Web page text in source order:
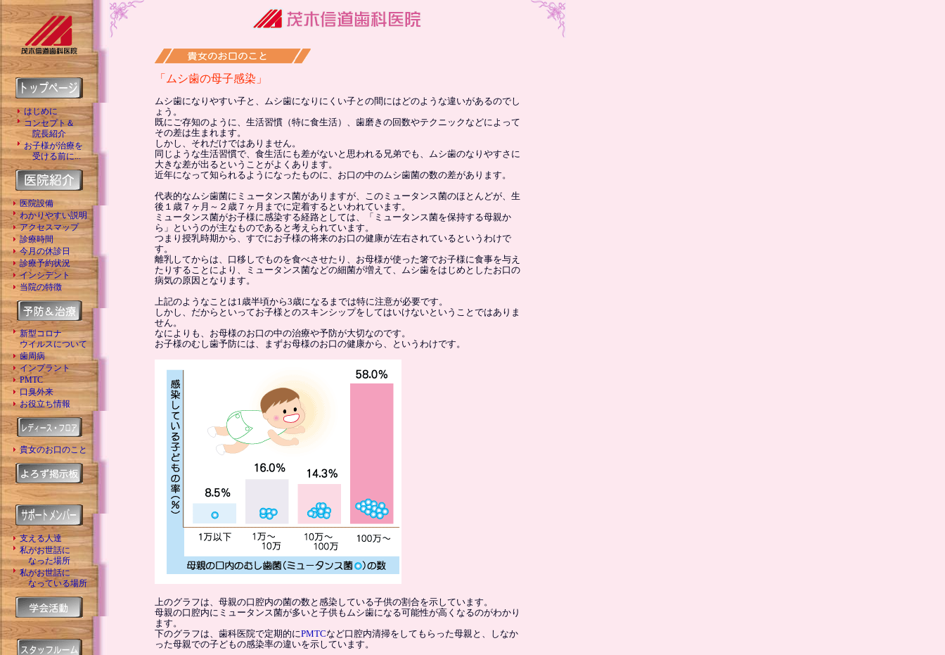
はじめに
コンセプト＆
院長紹介
お子様が治療を
受ける前に...
医院設備
わかりやすい説明
アクセスマップ
診療時間
今月の休診日
診療予約状況
インシデント
当院の特徴
新型コロナ
ウイルスについて
歯周病
インプラント
PMTC
口臭外来
お役立ち情報
貴女のお口のこと
支える人達
私がお世話に
なった場所
私がお世話に
なっている場所
「ムシ歯の母子感染」
ムシ歯になりやすい子と、ムシ歯になりにくい子との間にはどのような違いがあるのでし
ょう。
既にご存知のように、生活習慣（特に食生活）、歯磨きの回数やテクニックなどによって
その差は生まれます。
しかし、それだけではありません。
同じような生活習慣で、食生活にも差がないと思われる兄弟でも、ムシ歯のなりやすさに
大きな差が出るということがよくあります。
近年になって知られるようになったものに、お口の中のムシ歯菌の数の差があります。
代表的なムシ歯菌にミュータンス菌がありますが、このミュータンス菌のほとんどが、生
後１歳７ヶ月～２歳７ヶ月までに定着するといわれています。
ミュータンス菌がお子様に感染する経路としては、「ミュータンス菌を保持する母親か
ら」というのが主なものであると考えられています。
つまり授乳時期から、すでにお子様の将来のお口の健康が左右されているというわけで
す。
離乳してからは、口移しでものを食べさせたり、お母様が使った箸でお子様に食事を与え
たりすることにより、ミュータンス菌などの細菌が増えて、ムシ歯をはじめとしたお口の
病気の原因となります。
上記のようなことは1歳半頃から3歳になるまでは特に注意が必要です。
しかし、だからといってお子様とのスキンシップをしてはいけないということではありま
せん。
なによりも、お母様のお口の中の治療や予防が大切なのです。
お子様のむし歯予防には、まずお母様のお口の健康から、というわけです。
上のグラフは、母親の口腔内の菌の数と感染している子供の割合を示しています。
母親の口腔内にミュータンス菌が多いと子供もムシ歯になる可能性が高くなるのがわかり
ます。
下のグラフは、歯科医院で定期的にPMTCなど口腔内清掃をしてもらった母親と、しなか
った母親での子どもの感染率の違いを示しています。